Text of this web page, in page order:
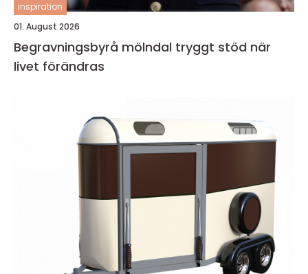
inspiration
01. August 2026
Begravningsbyrå mölndal tryggt stöd när
livet förändras